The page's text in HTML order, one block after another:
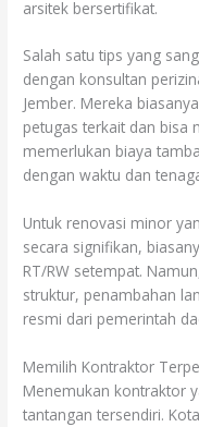
arsitek bersertifikat.
Salah satu tips yang
dengan konsultan
Jember. Mereka
petugas terkait dan bisa
memerlukan biaya
dengan waktu dan
Untuk renovasi minor
secara signifikan,
RT/RW setempat.
struktur, penambahan
resmi dari pemerintah
Memilih Kontraktor
Menemukan kontraktor
tantangan tersendiri.